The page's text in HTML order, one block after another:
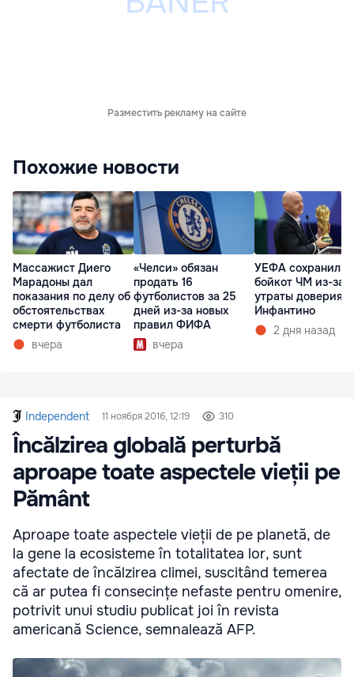
Разместить рекламу на сайте
Похожие новости
Массажист Диего
Марадоны дал
показания по делу об
обстоятельствах
смерти футболиста
вчера
«Челси» обязан
продать 16
футболистов за 25
дней из-за новых
правил ФИФА
вчера
УЕФА сохранил
бойкот ЧМ из-за
утраты доверия к
Инфантино
2 дня назад
Independent 11 ноября 2016, 12:19 310
Încălzirea globală perturbă
aproape toate aspectele vieții pe
Pământ
Aproape toate aspectele vieții de pe planetă, de
la gene la ecosisteme în totalitatea lor, sunt
afectate de încălzirea climei, suscitând temerea
că ar putea fi consecințe nefaste pentru omenire,
potrivit unui studiu publicat joi în revista
americană Science, semnalează AFP.